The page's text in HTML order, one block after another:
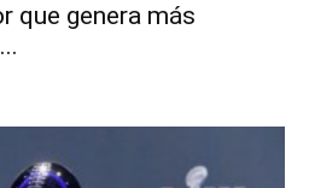
que genera más